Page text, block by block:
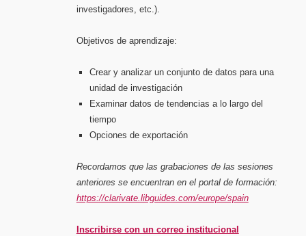
investigadores, etc.).
Objetivos de aprendizaje:
Crear y analizar un conjunto de datos para una
unidad de investigación
Examinar datos de tendencias a lo largo del
tiempo
Opciones de exportación
Recordamos que las grabaciones de las sesiones
anteriores se encuentran en el portal de formación:
https://clarivate.libguides.com/europe/spain
Inscribirse con un correo institucional